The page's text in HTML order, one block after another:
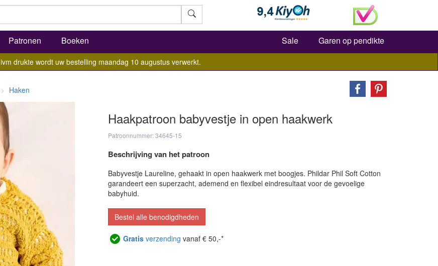
Zoeken
Patronen Boeken Sale Garen op pendikte
ivm drukte wordt uw bestelling maandag 10 augustus verwerkt.
Haken
Haakpatroon babyvestje in open haakwerk
Patroonnummer: 34645-15
Beschrijving van het patroon
Babyvestje Laureline, gehaakt in open haakwerk met boogjes. Phildar Phil Soft Cotton
garandeert een superzacht, ademend en flexibel eindresultaat voor de gevoelige
babyhuid.
Bestel alle benodigdheden
Gratis verzending vanaf € 50,-*